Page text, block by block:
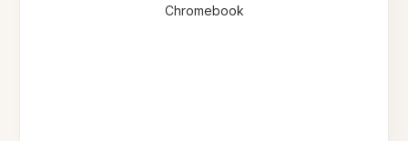
Chromebook